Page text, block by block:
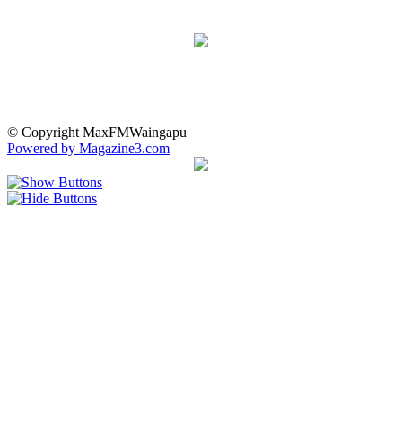
© Copyright MaxFMWaingapu
Powered by Magazine3.com